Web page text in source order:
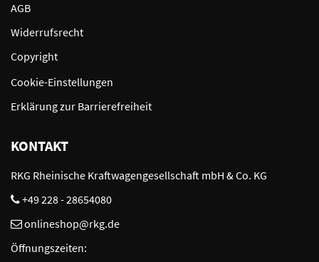
AGB
Widerrufsrecht
Copyright
Cookie-Einstellungen
Erklärung zur Barrierefreiheit
KONTAKT
RKG Rheinische Kraftwagengesellschaft mbH & Co. KG
+49 228 - 28654080
onlineshop@rkg.de
Öffnungszeiten: